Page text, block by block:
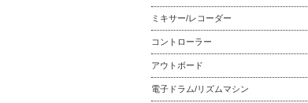
ミキサー/レコーダー
コントローラー
アウトボード
電子ドラム/リズムマシン